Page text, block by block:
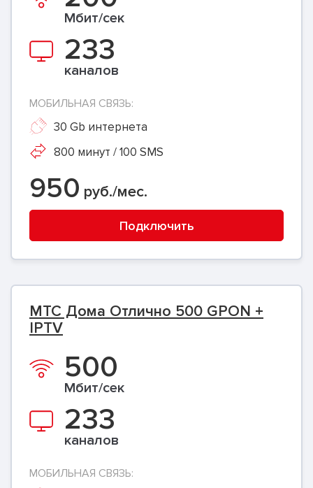
Мбит/сек
233
каналов
МОБИЛЬНАЯ СВЯЗЬ:
30 Gb интернета
800 минут / 100 SMS
950 руб./мес.
Подключить
МТС Дома Отлично 500 GPON +
IPTV
500
Мбит/сек
233
каналов
МОБИЛЬНАЯ СВЯЗЬ: